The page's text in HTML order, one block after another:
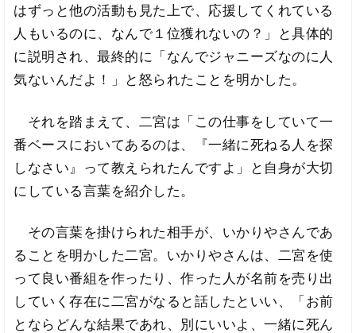
はずっと他の活動も見た上で、応援してくれている
人もいるのに、なんで１位獲れないの？」と具体的
に説明され、最終的に「なんでジャニーズなのに人
気ないんだよ！」と怒られたことを明かした。
それを踏まえて、二宮は「この仕事をしていて一
番ベースにおいてあるのは、『一緒に死ねる人を探
しなさい』って教えられたんですよ」と自身が大切
にしている言葉を紹介した。
その言葉を掛けられた相手が、いかりやさんであ
ることを明かした二宮。いかりやさんは、二宮を使
って良い番組を作ったり、作った人が名前を売り出
していく存在に二宮がなると話したといい、「お前
とならどんな結果であれ、別にいいよ、一緒に死ん